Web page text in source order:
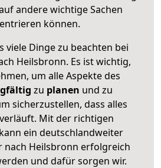
andere wichtige Sachen
können.
viele Dinge zu beachten bei
Heilsbronn. Es ist wichtig,
um alle Aspekte des
zu planen und zu
sicherzustellen, dass alles
Mit der richtigen
ein deutschlandweiter
nach Heilsbronn erfolgreich
und dafür sorgen wir.